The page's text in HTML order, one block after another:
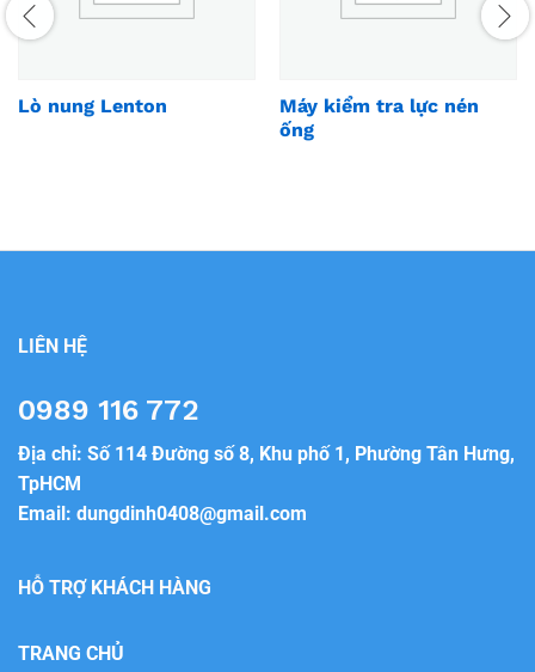
Lò nung Lenton
Máy kiểm tra lực nén
ống
LIÊN HỆ
0989 116 772
Địa chỉ: Số 114 Đường số 8, Khu phố 1, Phường Tân Hưng,
TpHCM
Email: dungdinh0408@gmail.com
HỖ TRỢ KHÁCH HÀNG
TRANG CHỦ